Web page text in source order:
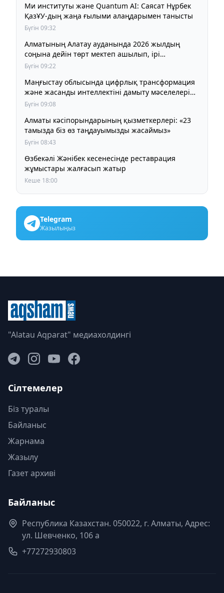
Ми институты және Quantum AI: Саясат Нұрбек
ҚазҰУ-дың жаңа ғылыми алаңдарымен танысты
Бүгін 09:32
Алматының Алатау ауданында 2026 жылдың
соңына дейін төрт мектеп ашылып, ірі
инфрақұрылымдық жобалар аяқталады
Бүгін 09:22
Маңғыстау облысында цифрлық трансформация
және жасанды интеллектіні дамыту мәселелері
қаралды
Бүгін 09:08
Алматы кәсіпорындарының қызметкерлері: «23
тамызда біз өз таңдауымызды жасаймыз»
Бүгін 08:43
Өзбекәлі Жәнібек кесенесінде реставрация
жұмыстары жалғасып жатыр
Кеше 18:00
Telegram
Жазылыңыз
"Alatau Aqparat" медиахолдингі
Сілтемелер
Біз туралы
Байланыс
Жарнама
Жазылу
Газет архиві
Байланыс
Республика Казахстан. 050022, г. Алматы, Адрес:
ул. Шевченко, 106 а
+77272930803